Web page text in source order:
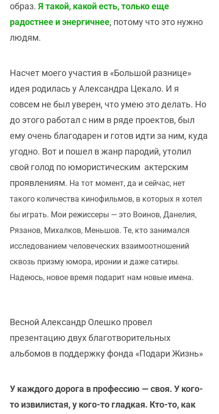
образ. Я такой, какой есть, только еще
радостнее и энергичнее, потому что это нужно
людям.
Насчет моего участия в «Большой разнице»
идея родилась у Александра Цекало. И я
совсем не был уверен, что умею это делать. Но
до этого работал с ним в ряде проектов, был
ему очень благодарен и готов идти за ним, куда
угодно. Вот и пошел в жанр пародий, утолил
свой голод по юмористическим актерским
проявлениям. На тот момент, да и сейчас, нет
такого количества кинофильмов, в которых я хотел
бы играть. Мои режиссеры — это Воинов, Данелия,
Рязанов, Михалков, Меньшов. Те, кто занимался
исследованием человеческих взаимоотношений
сквозь призму юмора, иронии и даже сатиры.
Надеюсь, новое время подарит нам новые имена.
Весной Александр Олешко провел
презентацию двух благотворительных
альбомов в поддержку фонда «Подари Жизнь»
У каждого дорога в профессию — своя. У кого-
то извилистая, у кого-то гладкая. Кто-то, как